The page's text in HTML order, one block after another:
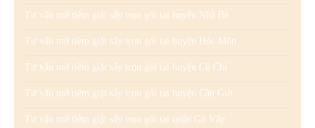
Tư vấn mở tiệm giặt sấy trọn gói tại huyện Nhà Bè
Tư vấn mở tiệm giặt sấy trọn gói tại huyện Hóc Môn
Tư vấn mở tiệm giặt sấy trọn gói tại huyện Củ Chi
Tư vấn mở tiệm giặt sấy trọn gói tại huyện Cần Giờ
Tư vấn mở tiệm giặt sấy trọn gói tại quận Gò Vấp